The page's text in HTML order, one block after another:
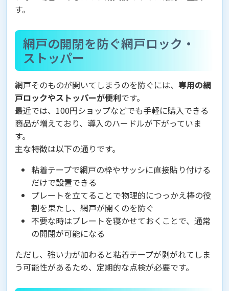
す。
網戸の開閉を防ぐ網戸ロック・
ストッパー
網戸そのものが開いてしまうのを防ぐには、 専用の網
戸ロックやストッパーが便利です。
最近では、100円ショップなどでも手軽に購入できる
商品が増えており、導入のハードルが下がっていま
す。
主な特徴は以下の通りです。
粘着テープで網戸の枠やサッシに直接貼り付ける
だけで設置できる
プレートを立てることで物理的につっかえ棒の役
割を果たし、網戸が開くのを防ぐ
不要な時はプレートを寝かせておくことで、通常
の開閉が可能になる
ただし、強い力が加わると粘着テープが剥がれてしま
う可能性があるため、定期的な点検が必要です。